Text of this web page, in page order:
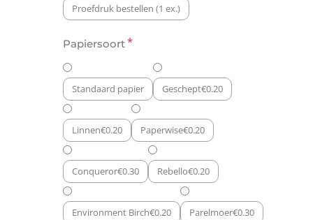
Proefdruk bestellen (1 ex.)
Papiersoort*
Standaard papier Geschept€0.20
Linnen€0.20 Paperwise€0.20
Conqueror€0.30 Rebello€0.20
Environment Birch€0.20 Parelmoer€0.30